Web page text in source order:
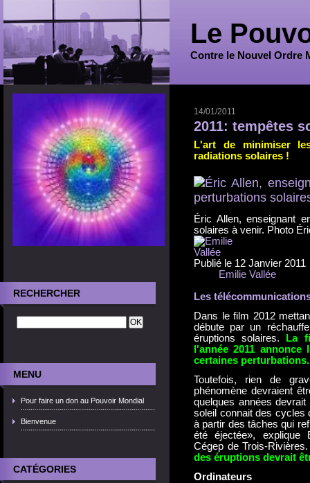
Le
Contre le Nouvel Ordre
RECHERCHER
MENU
Pour faire un don au Pouvoir Mondial
Bienvenue
CATÉGORIES
14/01/2011
2011: tempêtes
L'art de minimiser
radiations solaires !
Éric Allen, enseignant
solaires à venir. Photo
Publié le 12 Janvier 2011
Emilie Vallée
Les
Dans le film 2012
débute par un
éruptions solaires.
La
l'année 2011
certaines perturbations.
Toutefois, rien de
phénomène devraient
quelques années
soleil connait des cycles
à partir des tâches qui
été éjectée», explique
Cégep de Trois-
des éruptions devrait